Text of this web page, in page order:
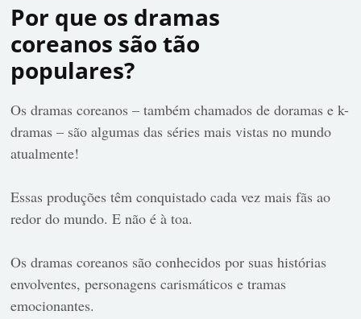
Por que os dramas
coreanos são tão
populares?
Os dramas coreanos – também chamados de doramas e k-
dramas – são algumas das séries mais vistas no mundo
atualmente!
Essas produções têm conquistado cada vez mais fãs ao
redor do mundo. E não é à toa.
Os dramas coreanos são conhecidos por suas histórias
envolventes, personagens carismáticos e tramas
emocionantes.